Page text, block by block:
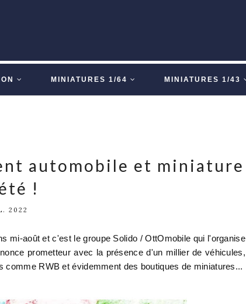
MINIATURES 1/64 MINIATURES 1/43
automobile et miniature
!
2022
mi-août et c'est le groupe Solido / OttOmobile qui l'organise
prometteur avec la présence d'un millier de véhicules,
RWB et évidemment des boutiques de miniatures...